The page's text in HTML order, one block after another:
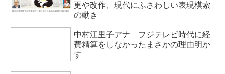
更や改作、現代にふさわしい表現模索
の動き
中村江里子アナ フジテレビ時代に経
費精算をしなかったまさかの理由明か
す